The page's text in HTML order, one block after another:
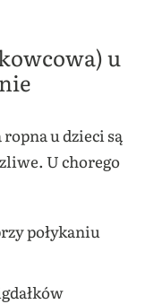
u
u dzieci są
U chorego
połykaniu